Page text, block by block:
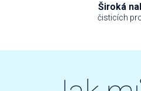
Široká
čisticích